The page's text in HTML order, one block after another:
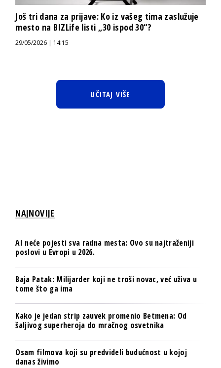
Još tri dana za prijave: Ko iz vašeg tima zaslužuje
mesto na BIZLife listi „30 ispod 30“?
29/05/2026 | 14:15
UČITAJ VIŠE
NAJNOVIJE
AI neće pojesti sva radna mesta: Ovo su najtraženiji
poslovi u Evropi u 2026.
Baja Patak: Milijarder koji ne troši novac, već uživa u
tome što ga ima
Kako je jedan strip zauvek promenio Betmena: Od
šaljivog superheroja do mračnog osvetnika
Osam filmova koji su predvideli budućnost u kojoj
danas živimo